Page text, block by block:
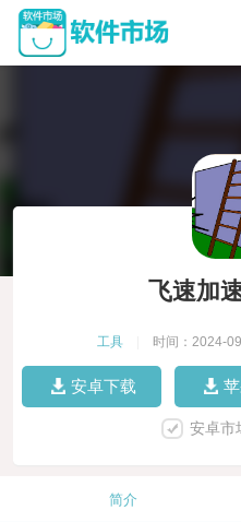
飞速加
工具 时间：2024-
安卓下载
安卓市
简介